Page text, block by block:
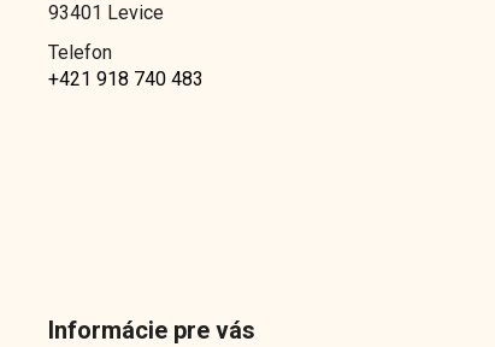
93401 Levice
Telefon
+421 918 740 483
Informácie pre vás